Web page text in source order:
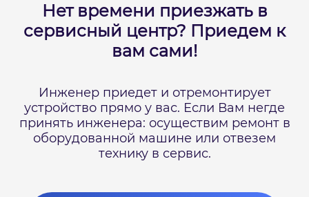
Нет времени приезжать в
сервисный центр? Приедем к
вам сами!
Инженер приедет и отремонтирует
устройство прямо у вас. Если Вам негде
принять инженера: осуществим ремонт в
оборудованной машине или отвезем
технику в сервис.